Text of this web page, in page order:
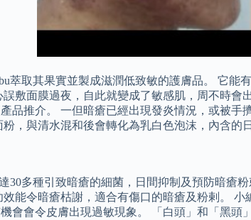
萃取其果實並製成滋潤低致敏的護膚品。 它
敷面膜過夜，自此就變成了敏感肌，周不時
品推介。 一但暗瘡已經出現發炎情況，或被
，與清水混和後會轉化為乳白色泡沫，內含
30多種引致暗瘡的細菌，日間抑制及預防暗
能令暗瘡枯謝，適合有傷口的暗瘡及粉剌。
會會令皮膚出現過敏現象。 「白頭」和「黑